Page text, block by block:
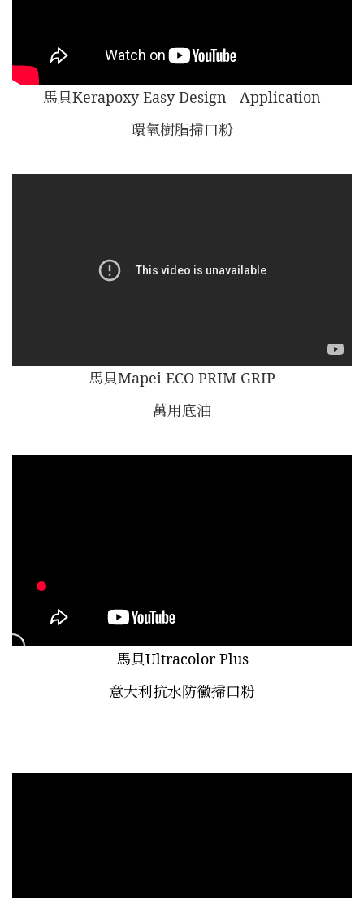
馬貝Kerapoxy Easy Design - Application
環氧樹脂掃口粉
馬貝Mapei ECO PRIM GRIP
萬用底油
馬貝Ultracolor Plus
意大利抗水防黴掃口粉